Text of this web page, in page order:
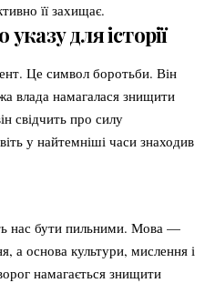
її захищає.
для історії
Це символ боротьби. Він
влада намагалася знищити
свідчить про силу
у найтемніші часи знаходив
нас бути пильними. Мова —
а основа культури, мислення і
намагається знищити